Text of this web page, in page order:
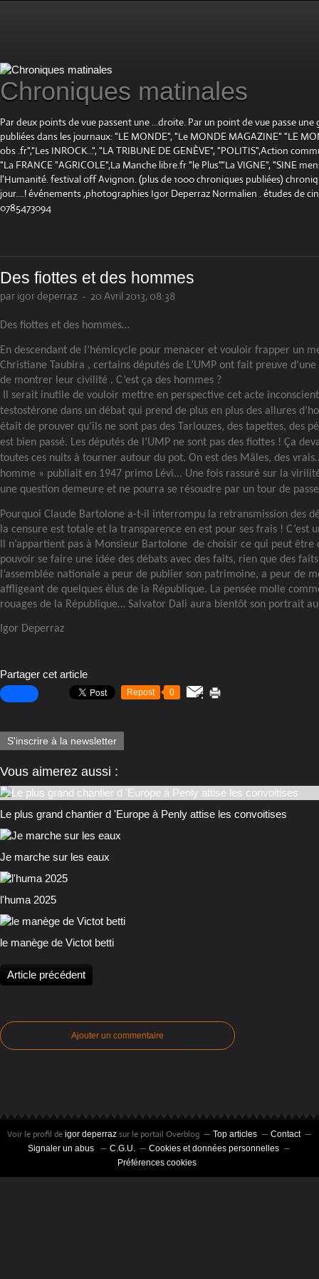
Chroniques matinales
Par deux points de vue passent une ...droite. Par un point de vue passe
publiées dans les journaux: "LE MONDE", "Le MONDE MAGAZINE" "LE
obs .fr","Les INROCK...", "LA TRIBUNE DE GENÈVE", "POLITIS",Action
"La FRANCE "AGRICOLE",La Manche libre.fr "le Plus"."La VIGNE", "SINE
l'Humanité. festival off Avignon. (plus de 1000 chroniques publiées)
jour....! événements ,photographies Igor Deperraz Normalien . études de
0785473094
Des fiottes et des hommes
par igor deperraz - 20 Avril 2013, 08:38
Des fiottes et des hommes…
En descendant de l’hémicycle pour menacer et vouloir frapper un
Christiane Taubira , certains députés de L’UMP ont fait preuve
de montrer leur civilité . C’est ça des hommes ?
Il serait inutile de vouloir mettre en perspective cet acte
testostérone dans un débat qui prend de plus en plus des allures
était de prouver qu’ils ne sont pas des Tarlouzes, des tapettes, des
est bien passé. Les députés de l’UMP ne sont pas des fiottes ! Ça
toutes ces nuits à tourner autour du pot. On est des Mâles, des
homme » publiait en 1947 primo Lévi... Une fois rassuré sur la
une question demeure et ne pourra se résoudre par un tour de
Pourquoi Claude Bartolone a-t-il interrompu la retransmission des
la censure est totale et la transparence en est pour ses frais ! C’est
Il n’appartient pas à Monsieur Bartolone de choisir ce qui peut être
pouvoir se faire une idée des débats avec des faits, rien que des
l’assemblée nationale a peur de publier son patrimoine, a peur de
affligeant de quelques élus de la République. La pensée molle
rouages de la République… Salvator Dali aura bientôt son portrait
Igor Deperraz
Partager cet article
Repost 0
S'inscrire à la newsletter
Vous aimerez aussi :
Le plus grand chantier d 'Europe à Penly attise les convoitises
Je marche sur les eaux
l'huma 2025
le manège de Victot betti
Article précédent
Ajouter un commentaire
Voir le profil de igor deperraz sur le portail Overblog Top articles
Contact
Signaler un abus
C.G.U.
Cookies et données personnelles
Préférences cookies